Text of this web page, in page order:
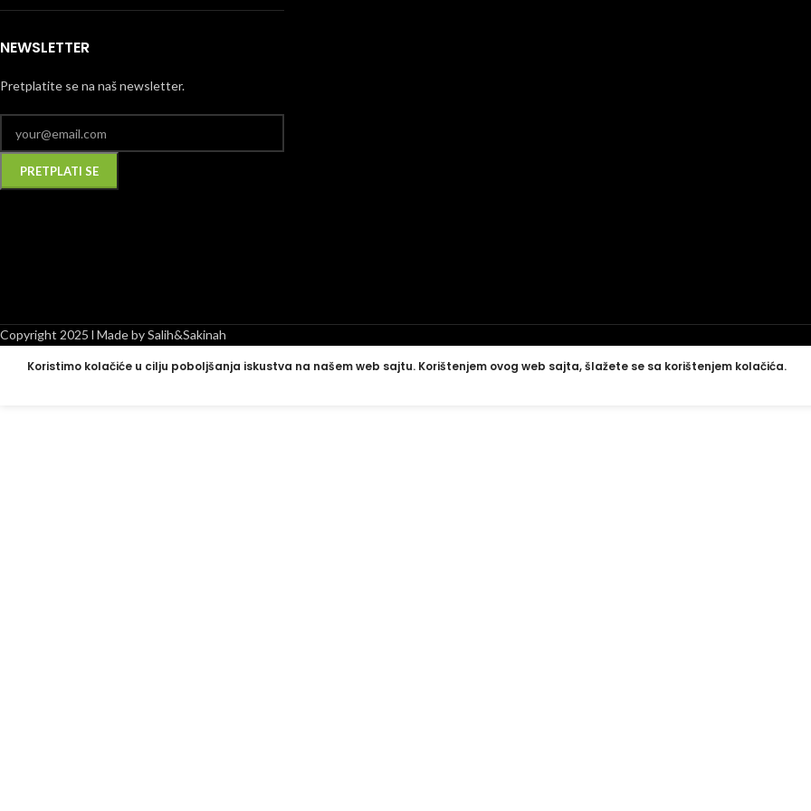
NEWSLETTER
Pretplatite se na naš newsletter.
Copyright 2025 l Made by Salih&Sakinah
Koristimo kolačiće u cilju poboljšanja iskustva na našem web sajtu. Korištenjem ovog web sajta, šlažete se sa korištenjem kolačića.